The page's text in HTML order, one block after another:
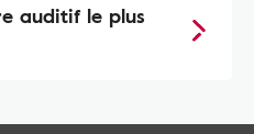
auditif le plus